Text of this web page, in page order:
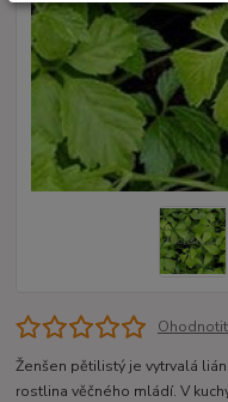
Ženšen pětilistý je vytrvalá
rostlina věčného mládí. V